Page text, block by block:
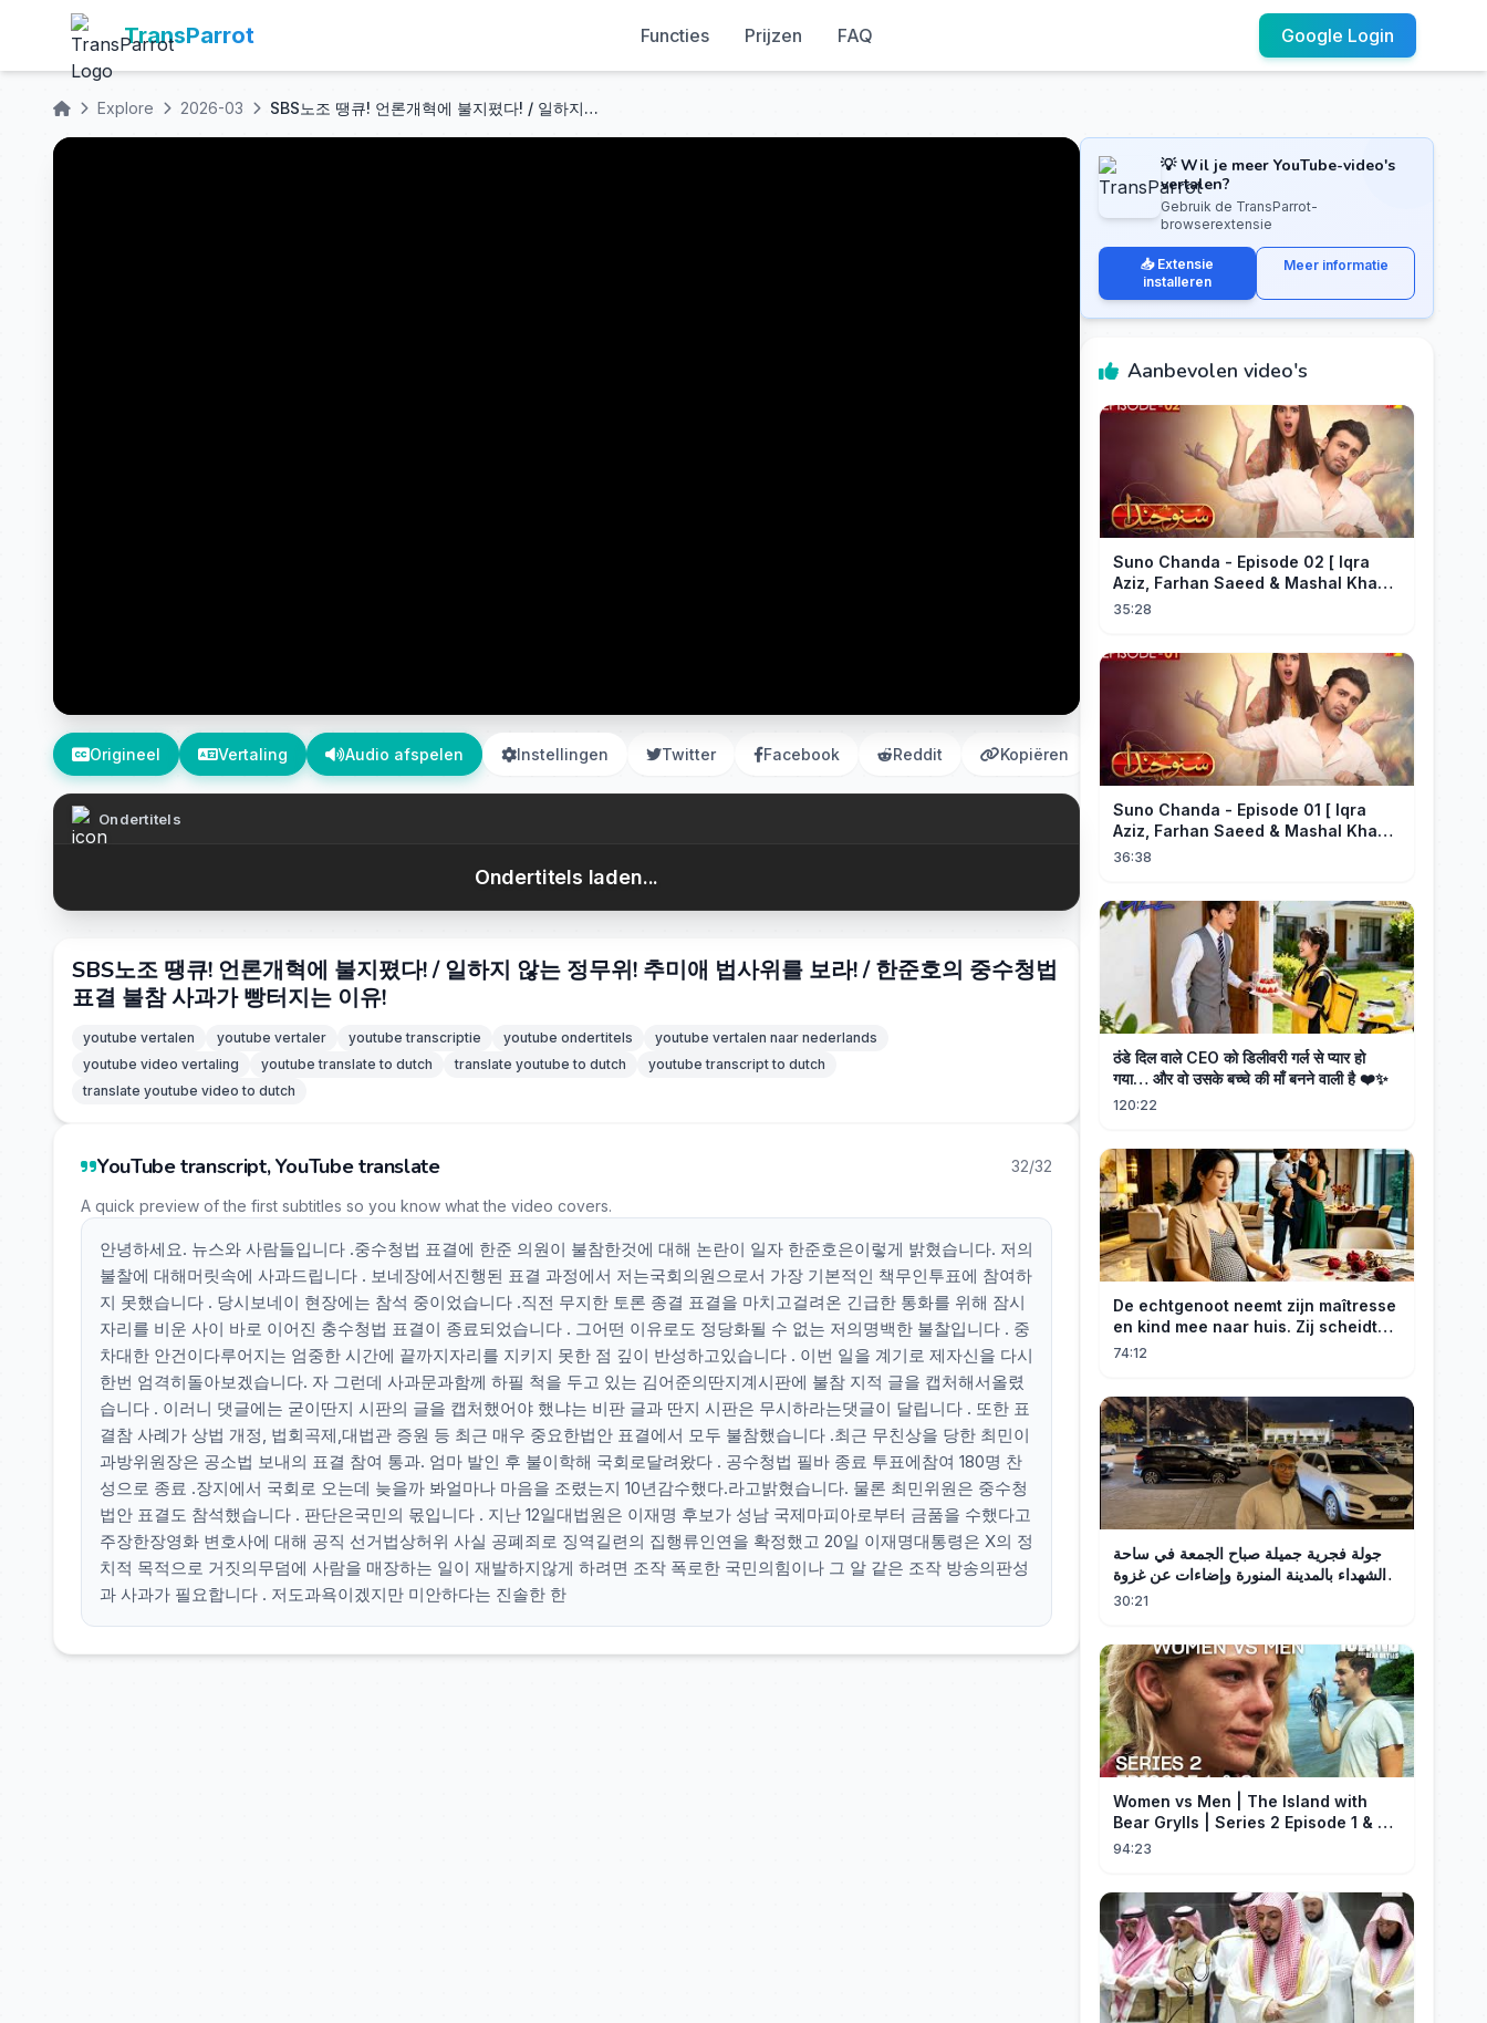
TransParrot Functies Prijzen FAQ Google Login
Explore 2026-03 SBS노조 땡큐! 언론개혁에 불지폈다! / 일하지 않는 정무위! 추미애 법사위를 보라! / 한준호의 중수청법 표결 불참 사과가 빵터지는 이유!
Origineel Vertaling Audio afspelen Instellingen Twitter Facebook Reddit Kopiëren
Ondertitels
Ondertitels laden...
SBS노조 땡큐! 언론개혁에 불지폈다! / 일하지 않는 정무위! 추미애 법사위를 보라! / 한준호의 중수청법
표결 불참 사과가 빵터지는 이유!
youtube vertalen youtube vertaler youtube transcriptie youtube ondertitels
youtube vertalen naar nederlands
youtube video vertaling
youtube translate to dutch translate youtube to dutch
youtube transcript to dutch
translate youtube video to dutch
YouTube transcript, YouTube translate 32/32
A quick preview of the first subtitles so you know what the video covers.
안녕하세요. 뉴스와 사람들입니다 .중수청법 표결에 한준 의원이 불참한것에 대해 논란이 일자 한준호은이렇게 밝혔습니다. 저의
불찰에 대해머릿속에 사과드립니다 . 보네장에서진행된 표결 과정에서 저는국회의원으로서 가장 기본적인 책무인투표에 참여하
지 못했습니다 . 당시보네이 현장에는 참석 중이었습니다 .직전 무지한 토론 종결 표결을 마치고걸려온 긴급한 통화를 위해 잠시
자리를 비운 사이 바로 이어진 충수청법 표결이 종료되었습니다 . 그어떤 이유로도 정당화될 수 없는 저의명백한 불찰입니다 . 중
차대한 안건이다루어지는 엄중한 시간에 끝까지자리를 지키지 못한 점 깊이 반성하고있습니다 . 이번 일을 계기로 제자신을 다시
한번 엄격히돌아보겠습니다. 자 그런데 사과문과함께 하필 척을 두고 있는 김어준의딴지계시판에 불참 지적 글을 캡처해서올렸
습니다 . 이러니 댓글에는 굳이딴지 시판의 글을 캡처했어야 했냐는 비판 글과 딴지 시판은 무시하라는댓글이 달립니다 . 또한 표
결참 사례가 상법 개정, 법회곡제,대법관 증원 등 최근 매우 중요한법안 표결에서 모두 불참했습니다 .최근 무친상을 당한 최민이
과방위원장은 공소법 보내의 표결 참여 통과. 엄마 발인 후 불이학해 국회로달려왔다 . 공수청법 필바 종료 투표에참여 180명 찬
성으로 종료 .장지에서 국회로 오는데 늦을까 봐얼마나 마음을 조렸는지 10년감수했다.라고밝혔습니다. 물론 최민위원은 중수청
법안 표결도 참석했습니다 . 판단은국민의 몫입니다 . 지난 12일대법원은 이재명 후보가 성남 국제마피아로부터 금품을 수했다고
주장한장영화 변호사에 대해 공직 선거법상허위 사실 공폐죄로 징역길련의 집행류인연을 확정했고 20일 이재명대통령은 X의 정
치적 목적으로 거짓의무덤에 사람을 매장하는 일이 재발하지않게 하려면 조작 폭로한 국민의힘이나 그 알 같은 조작 방송의판성
과 사과가 필요합니다 . 저도과욕이겠지만 미안하다는 진솔한 한
💡 Wil je meer YouTube-video's
vertalen?
Gebruik de TransParrot-
browserextensie
📥 Extensie
installeren
Meer informatie
Aanbevolen video's
Suno Chanda - Episode 02 [ Iqra
Aziz, Farhan Saeed & Mashal Khan ]
- Funny Pakistani Drama - HUM TV
35:28
Suno Chanda - Episode 01 [ Iqra
Aziz, Farhan Saeed & Mashal Khan ]
- Funny Pakistani Drama - HUM TV
36:38
ठंडे दिल वाले CEO को डिलीवरी गर्ल से प्यार हो
गया… और वो उसके बच्चे की माँ बनने वाली है ❤️✨
120:22
De echtgenoot neemt zijn maîtresse
en kind mee naar huis. Zij scheidt
van hem en wordt opnieuw
74:12
جولة فجرية جميلة صباح الجمعة في ساحة
الشهداء بالمدينة المنورة وإضاءات عن غزوة
أحد
30:21
Women vs Men | The Island with
Bear Grylls | Series 2 Episode 1 & 2 |
Full Episode
94:23